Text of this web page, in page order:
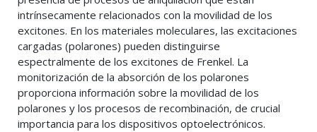
intrínsecamente relacionados con la movilidad de los
excitones. En los materiales moleculares, las excitaciones
cargadas (polarones) pueden distinguirse
espectralmente de los excitones de Frenkel. La
monitorización de la absorción de los polarones
proporciona información sobre la movilidad de los
polarones y los procesos de recombinación, de crucial
importancia para los dispositivos optoelectrónicos.